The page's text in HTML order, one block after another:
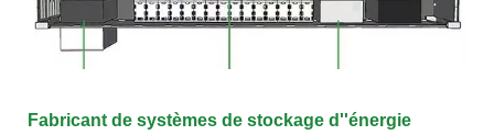
Fabricant de systèmes de stockage d''énergie